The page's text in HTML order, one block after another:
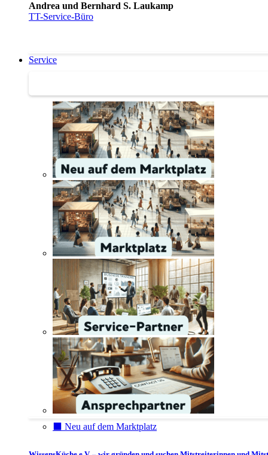
Andrea und Bernhard S. Laukamp
TT-Service-Büro
Service
⬛️ Neu auf dem Marktplatz